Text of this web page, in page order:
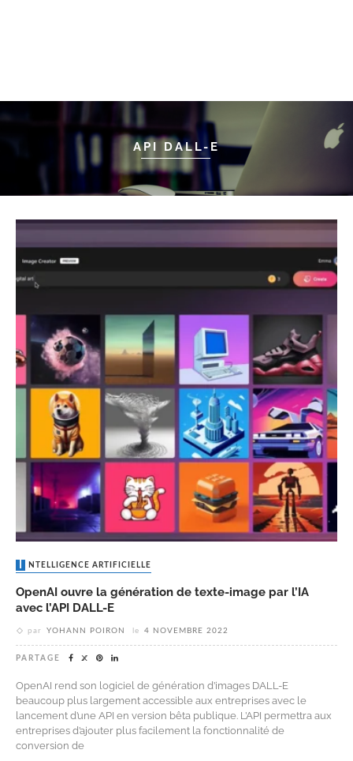
API DALL-E
INTELLIGENCE ARTIFICIELLE
OpenAI ouvre la génération de texte-image par l’IA
avec l’API DALL-E
par YOHANN POIRON le 4 NOVEMBRE 2022
PARTAGE
OpenAI rend son logiciel de génération d’images DALL-E
beaucoup plus largement accessible aux entreprises avec le
lancement d’une API en version bêta publique. L’API permettra aux
entreprises d’ajouter plus facilement la fonctionnalité de
conversion de